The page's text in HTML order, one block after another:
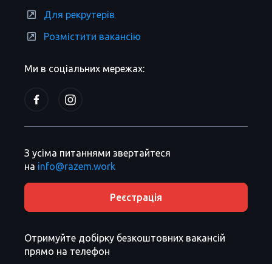
Ми в соціальних мережах:
Для рекрутерів
Розмістити вакансію
З усіма питаннями звертайтеся
на info@razem.work
Реєстрація
Отримуйте добірку безкоштовних вакансій
прямо на телефон